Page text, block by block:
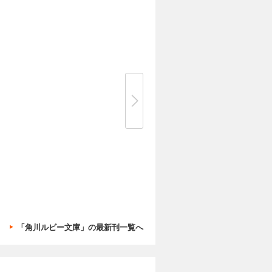
「角川ルビー文庫」の最新刊一覧へ